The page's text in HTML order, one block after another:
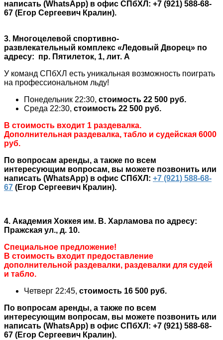
написать (WhatsApp) в офис СПбХЛ: +7 (921) 588-68-
67 (Егор Сергеевич Кралин).
3. Многоцелевой спортивно-
развлекательный комплекс «Ледовый Дворец» по
адресу: пр. Пятилеток, 1, лит. А
У команд СПбХЛ есть уникальная возможность поиграть
на профессиональном льду!
Понедельник 22:30, стоимость 22 500 руб.
Среда 22:30, стоимость 22 500 руб.
В стоимость входит 1 раздевалка.
Дополнительная раздевалка, табло и судейская 6000
руб.
По вопросам аренды, а также по всем
интересующим вопросам, вы можете позвонить или
написать (WhatsApp) в офис СПбХЛ: +7 (921) 588-68-
67 (Егор Сергеевич Кралин).
4. Академия Хоккея им. В. Харламова по адресу:
Пражская ул., д. 10.
Специальное предложение!
В стоимость входит предоставление
дополнительной раздевалки, раздевалки для судей
и табло.
Четверг 22:45, стоимость 16 500 руб.
По вопросам аренды, а также по всем
интересующим вопросам, вы можете позвонить или
написать (WhatsApp) в офис СПбХЛ: +7 (921) 588-68-
67 (Егор Сергеевич Кралин).